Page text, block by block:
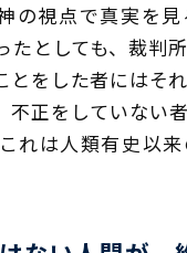
の視点で真実を
たとしても、裁判
とをした者にはそ
不正をしていない
これは人類有史以